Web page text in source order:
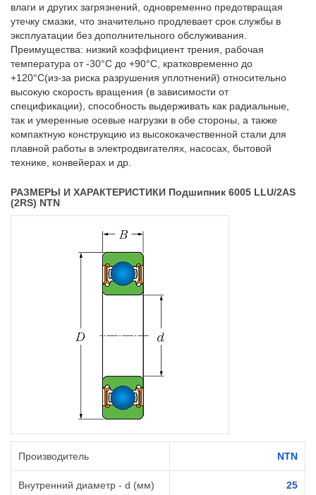
влаги и других загрязнений, одновременно предотвращая
утечку смазки, что значительно продлевает срок службы в
эксплуатации без дополнительного обслуживания.
Преимущества: низкий коэффициент трения, рабочая
температура от -30°C до +90°C, кратковременно до
+120°C(из-за риска разрушения уплотнений) относительно
высокую скорость вращения (в зависимости от
спецификации), способность выдерживать как радиальные,
так и умеренные осевые нагрузки в обе стороны, а также
компактную конструкцию из высококачественной стали для
плавной работы в электродвигателях, насосах, бытовой
технике, конвейерах и др.
РАЗМЕРЫ И ХАРАКТЕРИСТИКИ Подшипник 6005 LLU/2AS
(2RS) NTN
Производитель NTN
Внутренний диаметр - d (мм) 25